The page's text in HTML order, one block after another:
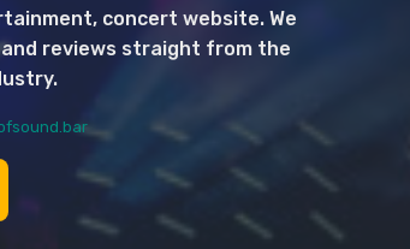
concert website. We
reviews straight from the